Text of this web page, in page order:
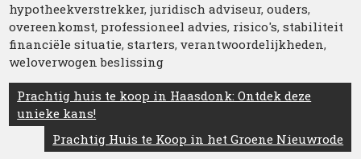
hypotheekverstrekker,juridisch adviseur,ouders,
overeenkomst, professioneel advies, risico's,stabiliteit
financiële situatie,starters,verantwoordelijkheden,
weloverwogen beslissing
Berichtnavigatie
Prachtig huis te koop in Haasdonk: Ontdek deze
unieke kans!
Prachtig Huis te Koop in het Groene Nieuwrode